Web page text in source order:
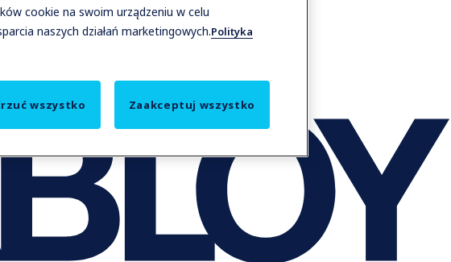
cookie na swoim urządzeniu w celu
naszych działań marketingowych.Polityka
wszystko Zaakceptuj wszystko